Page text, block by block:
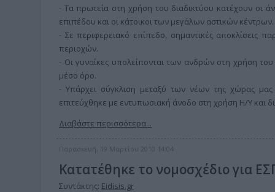
- Τα πρωτεία στη χρήση του διαδικτύου κατέχουν οι
επιπέδου και οι κάτοικοι των μεγάλων αστικών κέντρων.
- Σε περιφερειακό επίπεδο, σημαντικές αποκλίσεις
περιοχών.
- Οι γυναίκες υπολείπονται των ανδρών στη χρήση
μέσο όρο.
- Υπάρχει σύγκλιση μεταξύ των νέων της χώρας
επιτεύχθηκε με εντυπωσιακή άνοδο στη χρήση Η/Υ και
Διαβάστε περισσότερα...
Παρασκευή, 19 Μαρτίου 2010 14:04
Κατατέθηκε το νομοσχέδιο για
Συντάκτης: Eidisis.gr